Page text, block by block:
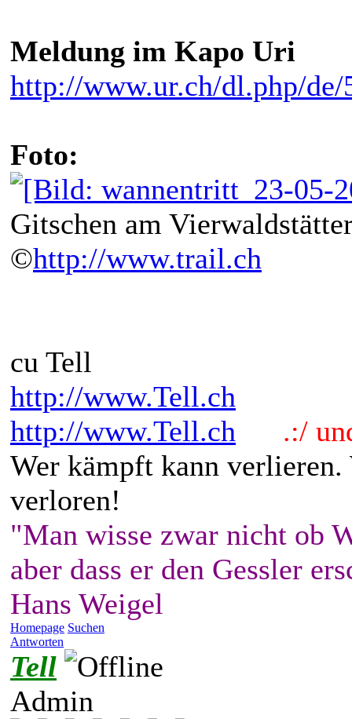
Meldung im Kapo Uri
http://www.ur.ch/dl.php/
Foto:
Gitschen am
©http://www.trail.ch
cu Tell
http://www.Tell.ch
http://www.Tell.ch
.:/
Wer kämpft kann
verloren!
"Man wisse zwar nicht ob
aber dass er den Gessler
Hans Weigel
Homepage Suchen
Antworten
Tell
Admin